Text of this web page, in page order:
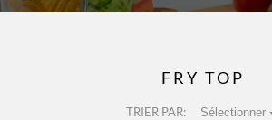
FRY TOP
TRIER PAR: Sélectionner